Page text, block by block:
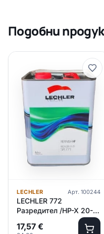
Подобни
LECHLER Арт. 100244
LECHLER 772
Разредител /HP-X 20-
17,57 €